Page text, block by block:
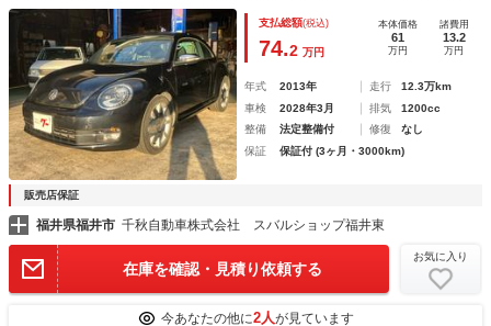
トリー サンルーフ 純正１８インチアルミ ＨＩＤヘッドラ
イト オートエアコン 電動格納ミラー
支払総額(税込)
74.2 万円
本体価格
61
万円
諸費用
13.2
万円
年式 2013年 走行
12.3万km
車検
2028年3月 排気
1200cc
整備
法定整備付 修復
なし
保証
保証付 (3ヶ月・3000km)
販売店保証
福井県福井市 千秋自動車株式会社 スバルショップ福井東
在庫を確認・見積り依頼する
お気に入り
今あなたの他に2人が見ています